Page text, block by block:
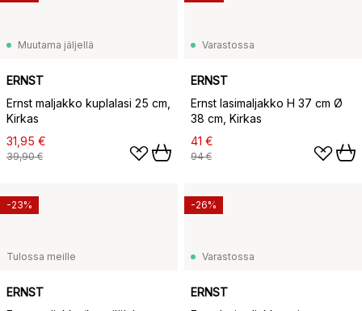
Muutama jäljellä
ERNST
Ernst maljakko kuplalasi 25 cm,
Kirkas
31,95 €
39,90 €
Varastossa
ERNST
Ernst lasimaljakko H 37 cm Ø
38 cm, Kirkas
41 €
94 €
Tulossa meille
ERNST
-23%
Varastossa
ERNST
-26%